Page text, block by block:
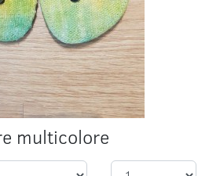
multicolore